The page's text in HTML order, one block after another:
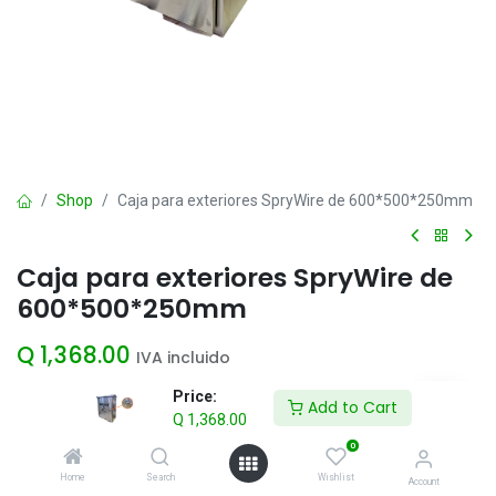
Price:
Q 1,368.00
Add to Cart
Home Search
0
Wishlist Account
Shop Caja para exteriores SpryWire de 600*500*250mm
Caja para exteriores SpryWire de
600*500*250mm
Q 1,368.00 IVA incluido
Add to Cart
Agregar a la lista de deseos